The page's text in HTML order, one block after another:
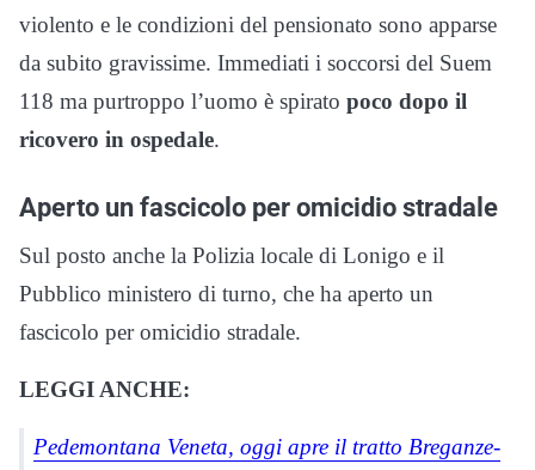
violento e le condizioni del pensionato sono apparse
da subito gravissime. Immediati i soccorsi del Suem
118 ma purtroppo l’uomo è spirato poco dopo il
ricovero in ospedale.
Aperto un fascicolo per omicidio stradale
Sul posto anche la Polizia locale di Lonigo e il
Pubblico ministero di turno, che ha aperto un
fascicolo per omicidio stradale.
LEGGI ANCHE:
Pedemontana Veneta, oggi apre il tratto Breganze-